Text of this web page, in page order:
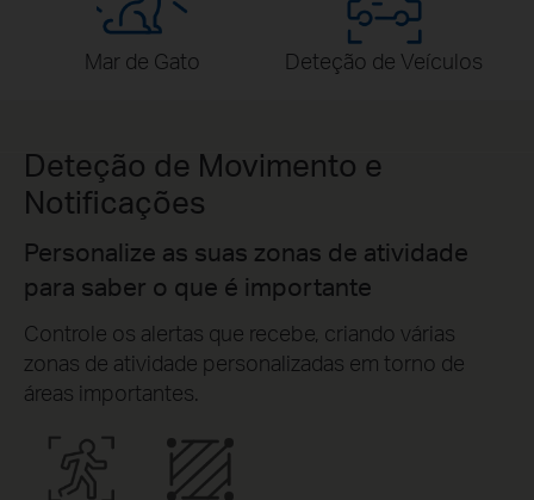
Mar de Gato Deteção de Veículos
Deteção de Movimento e
Notificações
Personalize as suas zonas de atividade
para saber o que é importante
Controle os alertas que recebe, criando várias
zonas de atividade personalizadas em torno de
áreas importantes.